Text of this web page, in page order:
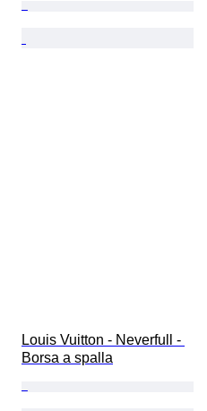
Louis Vuitton - Neverfull -
Borsa a spalla